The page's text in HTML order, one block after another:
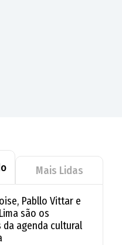
Mais Lidas
Pabllo Vittar e
são os
da agenda cultural